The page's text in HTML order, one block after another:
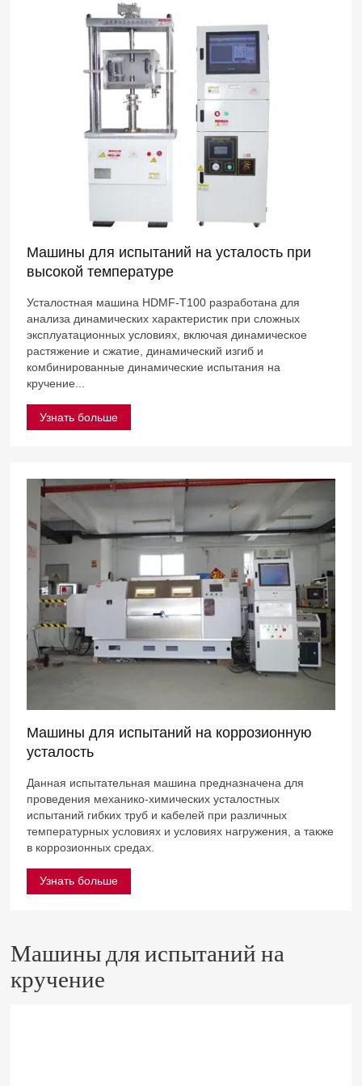
Машины для испытаний на усталость при
высокой температуре
Усталостная машина HDMF-T100 разработана для
анализа динамических характеристик при сложных
эксплуатационных условиях, включая динамическое
растяжение и сжатие, динамический изгиб и
комбинированные динамические испытания на
кручение...
Узнать больше
Машины для испытаний на коррозионную
усталость
Данная испытательная машина предназначена для
проведения механико-химических усталостных
испытаний гибких труб и кабелей при различных
температурных условиях и условиях нагружения, а также
в коррозионных средах.
Узнать больше
Машины для испытаний на
кручение